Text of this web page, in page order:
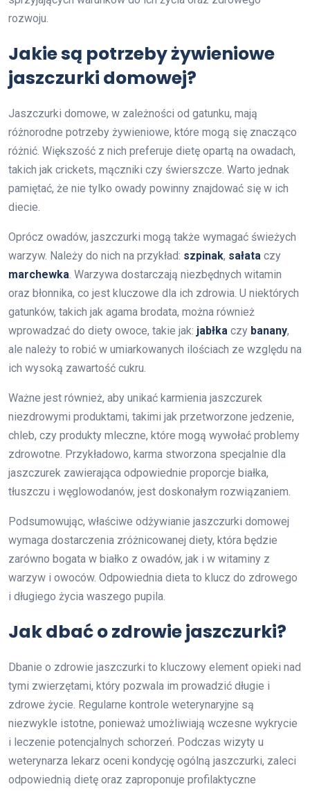
rozwoju.
Jakie są potrzeby żywieniowe
jaszczurki domowej?
Jaszczurki domowe, w zależności od gatunku, mają
różnorodne potrzeby żywieniowe, które mogą się znacząco
różnić. Większość z nich preferuje dietę opartą na owadach,
takich jak crickets, mączniki czy świerszcze. Warto jednak
pamiętać, że nie tylko owady powinny znajdować się w ich
diecie.
Oprócz owadów, jaszczurki mogą także wymagać świeżych
warzyw. Należy do nich na przykład: szpinak, sałata czy
marchewka. Warzywa dostarczają niezbędnych witamin
oraz błonnika, co jest kluczowe dla ich zdrowia. U niektórych
gatunków, takich jak agama brodata, można również
wprowadzać do diety owoce, takie jak: jabłka czy banany,
ale należy to robić w umiarkowanych ilościach ze względu na
ich wysoką zawartość cukru.
Ważne jest również, aby unikać karmienia jaszczurek
niezdrowymi produktami, takimi jak przetworzone jedzenie,
chleb, czy produkty mleczne, które mogą wywołać problemy
zdrowotne. Przykładowo, karma stworzona specjalnie dla
jaszczurek zawierająca odpowiednie proporcje białka,
tłuszczu i węglowodanów, jest doskonałym rozwiązaniem.
Podsumowując, właściwe odżywianie jaszczurki domowej
wymaga dostarczenia zróżnicowanej diety, która będzie
zarówno bogata w białko z owadów, jak i w witaminy z
warzyw i owoców. Odpowiednia dieta to klucz do zdrowego
i długiego życia waszego pupila.
Jak dbać o zdrowie jaszczurki?
Dbanie o zdrowie jaszczurki to kluczowy element opieki nad
tymi zwierzętami, który pozwala im prowadzić długie i
zdrowe życie. Regularne kontrole weterynaryjne są
niezwykle istotne, ponieważ umożliwiają wczesne wykrycie
i leczenie potencjalnych schorzeń. Podczas wizyty u
weterynarza lekarz oceni kondycję ogólną jaszczurki, zaleci
odpowiednią dietę oraz zaproponuje profilaktyczne